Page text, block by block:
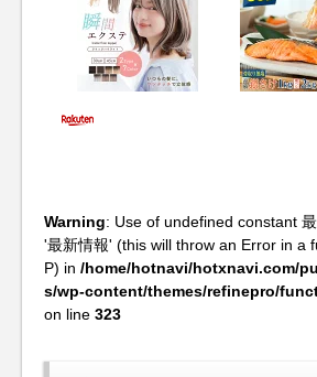
Warning: Use of undefined constant
'最新情報' (this will throw an Error in a
P) in /home/hotnavi/hotxnavi.com/
s/wp-content/themes/refinepro/
on line 323